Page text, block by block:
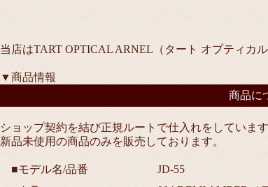
当店はTART OPTICAL ARNEL（タート オプティカ
▼商品情報
商品に
ショップ契約を結び正規ルートで仕入れをしています
新品未使用の商品のみを販売しております。
■モデル名/品番
JD-55